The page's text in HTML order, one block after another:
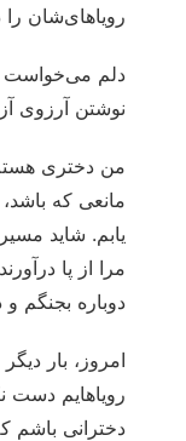
رویاهای‌شان
دلم می‌خواست
نوشتن آرزوی
من دختری
مانعی که
یابم. شاید
مرا از پا
دوباره بجنگم و
امروز، بار
رویاهایم
دخترانی باشم